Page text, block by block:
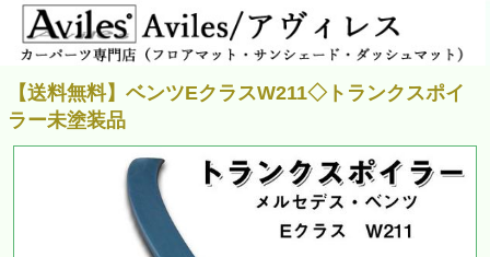
【送料無料】ベンツEクラスW211◇トランクスポイ
ラー未塗装品